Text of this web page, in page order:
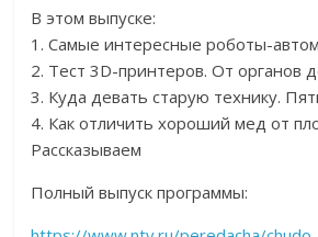
В этом выпуске:
1. Самые интересные роботы-
2. Тест 3D-принтеров. От органов
3. Куда девать старую технику.
4. Как отличить хороший мед от
Рассказываем
Полный выпуск программы: